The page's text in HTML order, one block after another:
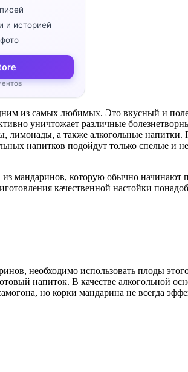
и историей
из самых любимых. Это вкусный и
уничтожает различные
лимонады, а также алкогольные
напитков подойдут только спелые
мандаринов, которую обычно начинают
качественной настойки
необходимо использовать плоды
напиток. В качестве алкогольной
но корки мандарина не всегда